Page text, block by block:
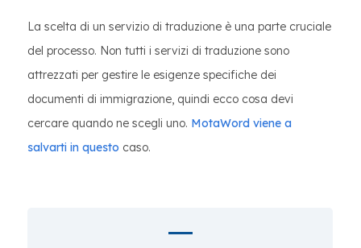
La scelta di un servizio di traduzione è una parte cruciale
del processo. Non tutti i servizi di traduzione sono
attrezzati per gestire le esigenze specifiche dei
documenti di immigrazione, quindi ecco cosa devi
cercare quando ne scegli uno. MotaWord viene a
salvarti in questo caso.